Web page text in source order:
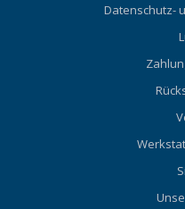
Datenschutz-